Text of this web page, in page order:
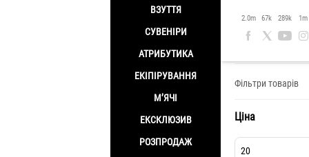
ВЗУТТЯ
СУВЕНІРИ
АТРИБУТИКА
ЕКІПІРУВАННЯ
М’ЯЧІ
ЕКСКЛЮЗИВ
РОЗПРОДАЖ
2.0m 67k 289k 1m
Фільтри товарів
Ціна